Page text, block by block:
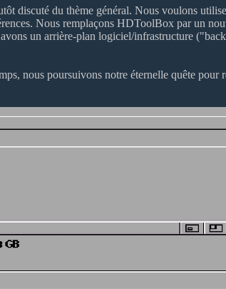
discuté du thème général. Nous voulons
Nous remplaçons HDToolBox par un
un arrière-plan logiciel/infrastructure
nous poursuivons notre éternelle quête pour